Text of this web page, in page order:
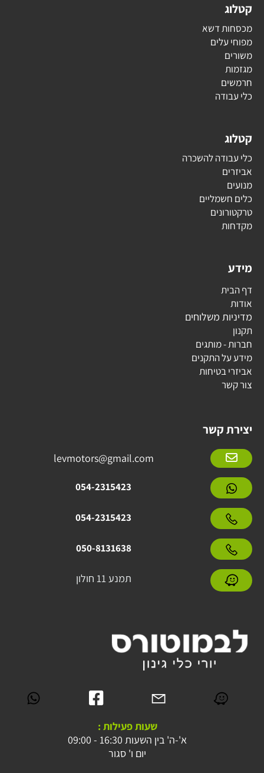
קטלוג
מכסחות דשא
מפוחי עלים
משורים
מגזמות
חרמשים
כלי עבודה
קטלוג
כלי עבודה להשכרה
אביזרים
מנועים
כלים חשמליים
טרקטורונים
מקדחות
מידע
דף הבית
אודות
מדיניות משלוחים
תקנון
חברות - מותגים
מידע על התקנים
אביזרי בטיחות
צור קשר
יצירת קשר
levmotors@gmail.com
054-2315423
054-2315423
050-8131638
תמנע 11 חולון
שעות פעילות :
א'-ה' בין השעות 16:30 - 09:00
יום ו' סגור